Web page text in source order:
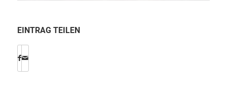
EINTRAG TEILEN